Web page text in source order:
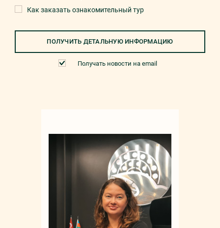
Как заказать ознакомительный тур
ПОЛУЧИТЬ ДЕТАЛЬНУЮ ИНФОРМАЦИЮ
Получать новости на email